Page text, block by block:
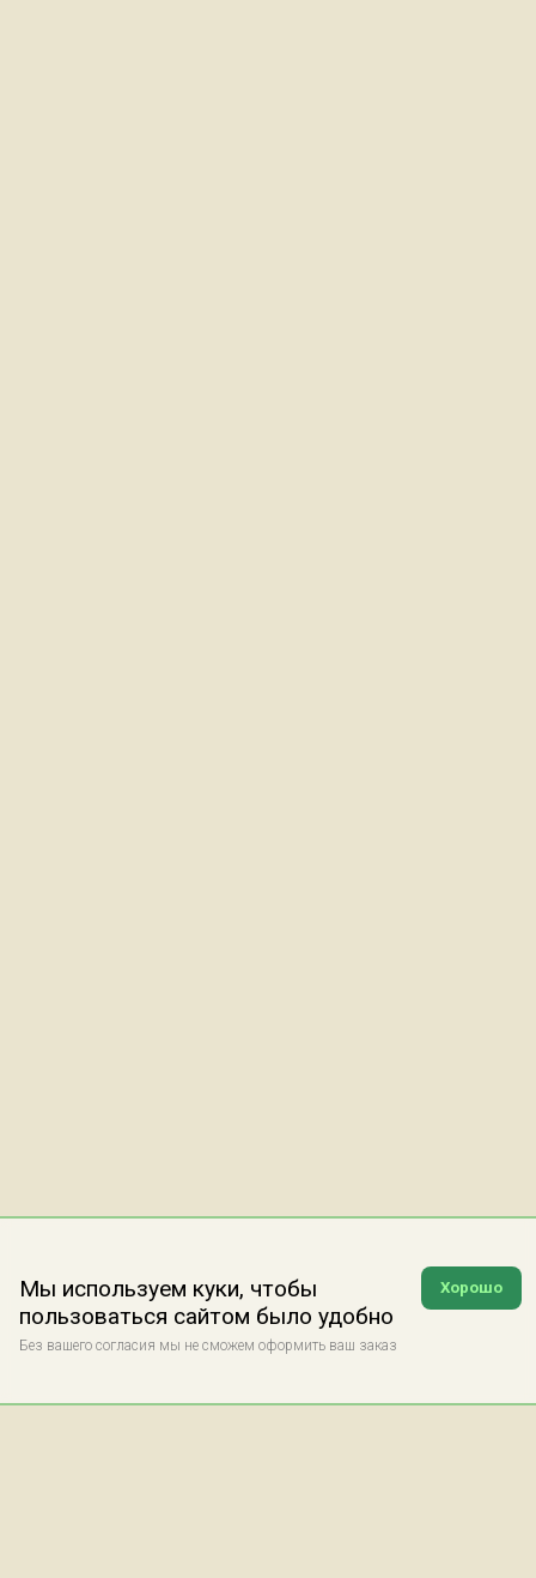
Хорошо
Мы используем куки, чтобы
пользоваться сайтом было удобно
Без вашего согласия мы не сможем оформить ваш заказ